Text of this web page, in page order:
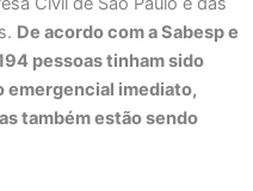
De acordo com a Sabesp e
pessoas tinham sido
emergencial imediato,
também estão sendo